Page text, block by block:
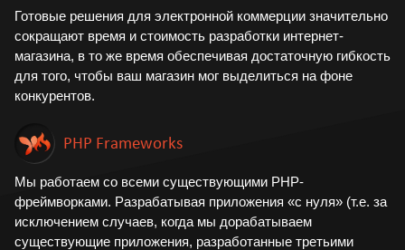
Готовые решения для электронной коммерции значительно
сокращают время и стоимость разработки интернет-
магазина, в то же время обеспечивая достаточную гибкость
для того, чтобы ваш магазин мог выделиться на фоне
конкурентов.
PHP Frameworks
Мы работаем со всеми существующими PHP-
фреймворками. Разрабатывая приложения «с нуля» (т.е. за
исключением случаев, когда мы дорабатываем
существующие приложения, разработанные третьими